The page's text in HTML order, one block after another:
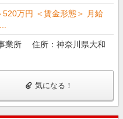
520万円 ＜賃金形態＞ 月給
業所 住所：神奈川県大和
気になる！